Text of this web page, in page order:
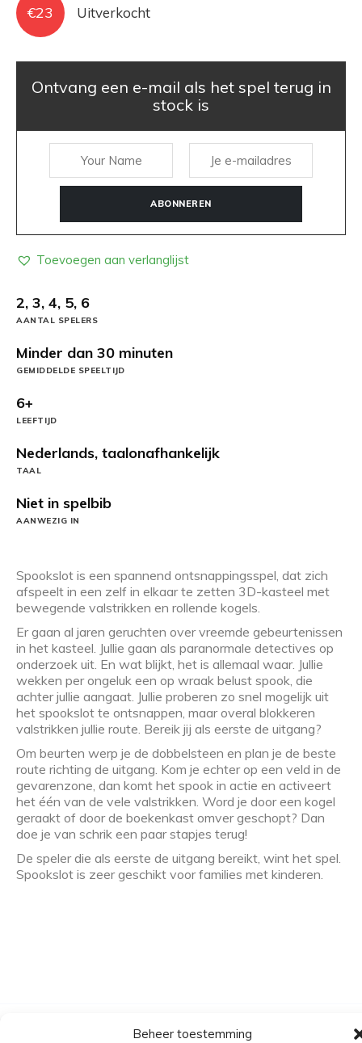
Beheer toestemming
€23 Uitverkocht
Ontvang een e-mail als het spel terug in
stock is
ABONNEREN
Toevoegen aan verlanglijst
2, 3, 4, 5, 6
AANTAL SPELERS
Minder dan 30 minuten
GEMIDDELDE SPEELTIJD
6+
LEEFTIJD
Nederlands, taalonafhankelijk
TAAL
Niet in spelbib
AANWEZIG IN
Spookslot is een spannend ontsnappingsspel, dat zich
afspeelt in een zelf in elkaar te zetten 3D-kasteel met
bewegende valstrikken en rollende kogels.
Er gaan al jaren geruchten over vreemde gebeurtenissen
in het kasteel. Jullie gaan als paranormale detectives op
onderzoek uit. En wat blijkt, het is allemaal waar. Jullie
wekken per ongeluk een op wraak belust spook, die
achter jullie aangaat. Jullie proberen zo snel mogelijk uit
het spookslot te ontsnappen, maar overal blokkeren
valstrikken jullie route. Bereik jij als eerste de uitgang?
Om beurten werp je de dobbelsteen en plan je de beste
route richting de uitgang. Kom je echter op een veld in de
gevarenzone, dan komt het spook in actie en activeert
het één van de vele valstrikken. Word je door een kogel
geraakt of door de boekenkast omver geschopt? Dan
doe je van schrik een paar stapjes terug!
De speler die als eerste de uitgang bereikt, wint het spel.
Spookslot is zeer geschikt voor families met kinderen.
Algemene voorwaarden